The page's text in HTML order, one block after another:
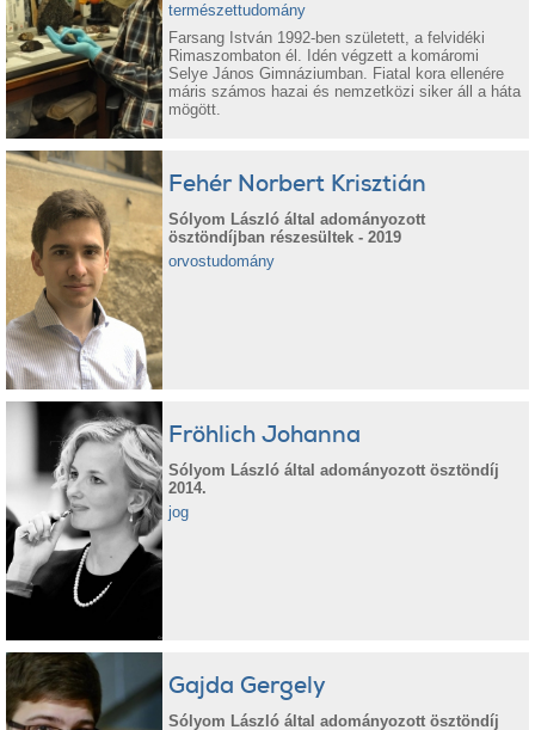
természettudomány
Farsang István 1992-ben született, a felvidéki
Rimaszombaton él. Idén végzett a komáromi
Selye János Gimnáziumban. Fiatal kora ellenére
máris számos hazai és nemzetközi siker áll a háta
mögött.
Fehér Norbert Krisztián
Sólyom László által adományozott
ösztöndíjban részesültek - 2019
orvostudomány
Fröhlich Johanna
Sólyom László által adományozott ösztöndíj
2014.
jog
Gajda Gergely
Sólyom László által adományozott ösztöndíj